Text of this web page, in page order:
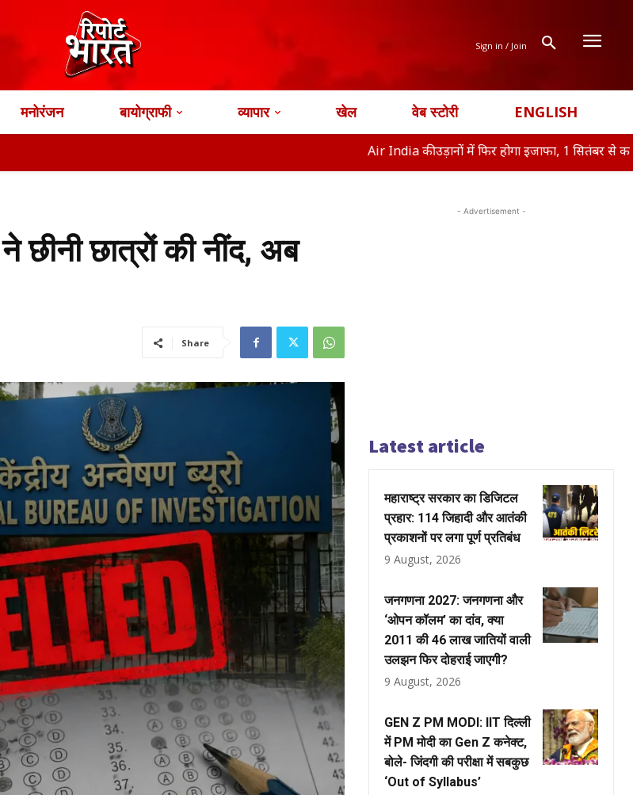
Sign in / Join
मनोरंजन बायोग्राफी व्यापार खेल वेब स्टोरी ENGLISH
Air India की उड़ानों में फिर होगा इजाफा, 1 सितंबर से क ऑफिस
छात्रों की नींद, अब
Share
- Advertisement -
Latest article
महाराष्ट्र सरकार का डिजिटल
प्रहार: 114 जिहादी और आतंकी
प्रकाशनों पर लगा पूर्ण प्रतिबंध
9 August, 2026
जनगणना 2027: जनगणना और
‘ओपन कॉलम’ का दांव, क्या
2011 की 46 लाख जातियों वाली
उलझन फिर दोहराई जाएगी?
9 August, 2026
GEN Z PM MODI: IIT दिल्ली
में PM मोदी का Gen Z कनेक्ट,
बोले- जिंदगी की परीक्षा में सबकुछ
‘Out of Syllabus’